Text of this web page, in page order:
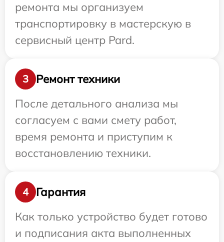
ремонта мы организуем
транспортировку в мастерскую в
сервисный центр Pard.
3
Ремонт техники
После детального анализа мы
согласуем с вами смету работ,
время ремонта и приступим к
восстановлению техники.
4
Гарантия
Как только устройство будет готово
и подписания акта выполненных